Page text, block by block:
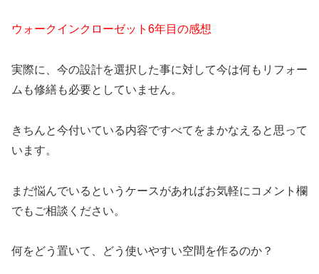
ウォークインクローゼット6年目の感想
実際に、今の設計を選択した事に対して今は何もリフォー
ムも修繕も必要としていません。
きちんと今付いている内容ですべてをまかなえると思って
います。
まだ悩んでいるというケースがあればお気軽にコメント欄
でもご相談ください。
何をどう置いて、どう使いやすい空間を作るのか？